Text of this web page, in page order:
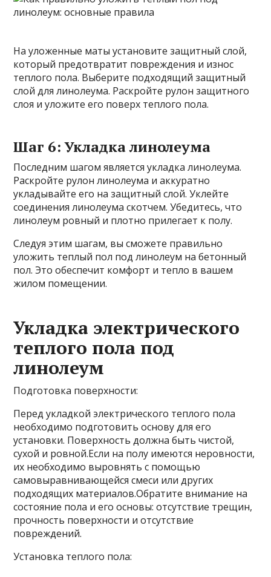
На уложенные маты установите защитный слой,
который предотвратит повреждения и износ
теплого пола. Выберите подходящий защитный
слой для линолеума. Раскройте рулон защитного
слоя и уложите его поверх теплого пола.
Шаг 6: Укладка линолеума
Последним шагом является укладка линолеума.
Раскройте рулон линолеума и аккуратно
укладывайте его на защитный слой. Уклейте
соединения линолеума скотчем. Убедитесь, что
линолеум ровный и плотно прилегает к полу.
Следуя этим шагам, вы сможете правильно
уложить теплый пол под линолеум на бетонный
пол. Это обеспечит комфорт и тепло в вашем
жилом помещении.
Укладка электрического
теплого пола под
линолеум
Подготовка поверхности:
Перед укладкой электрического теплого пола
необходимо подготовить основу для его
установки. Поверхность должна быть чистой,
сухой и ровной.Если на полу имеются неровности,
их необходимо выровнять с помощью
самовыравнивающейся смеси или других
подходящих материалов.Обратите внимание на
состояние пола и его основы: отсутствие трещин,
прочность поверхности и отсутствие
повреждений.
Установка теплого пола: